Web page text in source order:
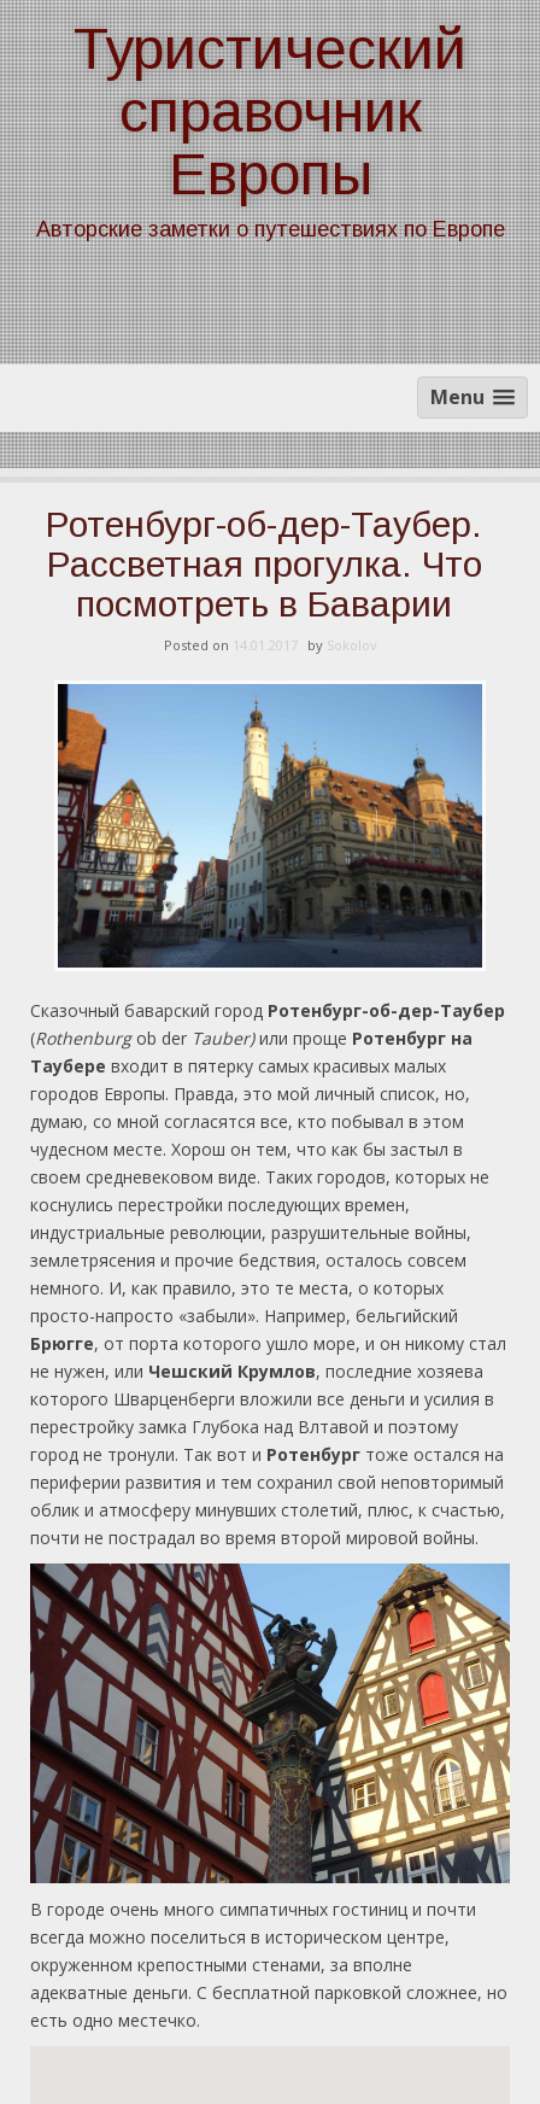
Skip
to
content
Туристический
справочник
Европы
Авторские заметки о путешествиях по Европе
Menu
Ротенбург-об-дер-Таубер.
Рассветная прогулка. Что
посмотреть в Баварии
Posted on 14.01.2017 by Sokolov
Сказочный баварский город Ротенбург-об-дер-Таубер
(Rothenburgob der Tauber)или проще Ротенбург на
Таубере входит в пятерку самых красивых малых
городов Европы. Правда, это мой личный список, но,
думаю, со мной согласятся все, кто побывал в этом
чудесном месте. Хорош он тем, что как бы застыл в
своем средневековом виде. Таких городов, которых не
коснулись перестройки последующих времен,
индустриальные революции, разрушительные войны,
землетрясения и прочие бедствия, осталось совсем
немного. И, как правило, это те места, о которых
просто-напросто «забыли». Например, бельгийский
Брюгге, от порта которого ушло море, и он никому стал
не нужен, или Чешский Крумлов, последние хозяева
которого Шварценберги вложили все деньги и усилия в
перестройку замка Глубока над Влтавой и поэтому
город не тронули. Так вот и Ротенбург тоже остался на
периферии развития и тем сохранил свой неповторимый
облик и атмосферу минувших столетий, плюс, к счастью,
почти не пострадал во время второй мировой войны.
В городе очень много симпатичных гостиниц и почти
всегда можно поселиться в историческом центре,
окруженном крепостными стенами, за вполне
адекватные деньги. С бесплатной парковкой сложнее, но
есть одно местечко.